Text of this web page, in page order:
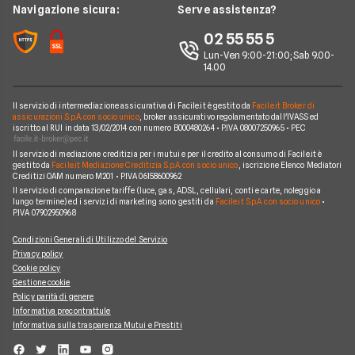
Contatti
Fineco
Argomenti in evidenza Conti
Prodotti Conti
Navigazione sicura: Serve assistenza?
02 55 55 5
Lun-Ven 9:00-21:00; Sab 9.00-
14.00
Il servizio di intermediazione assicurativa di Facile.it è gestito da Facile.it Broker di
assicurazioni S.p.A. con socio unico, broker assicurativo regolamentato dall'IVASS ed
iscritto al RUI in data 13/02/2014 con numero B000480264 • P.IVA 08007250965 • PEC
Il servizio di mediazione creditizia per i mutui e per il credito al consumo di Facile.it è
gestito da Facile.it Mediazione Creditizia S.p.A. con socio unico, iscrizione Elenco Mediatori
Creditizi OAM numero M201 • P.IVA 06158600962
Il servizio di comparazione tariffe (luce, gas, ADSL, cellulari, conti e carte, noleggio a
lungo termine) ed i servizi di marketing sono gestiti da Facile.it S.p.A. con socio unico•
P.IVA 07902950968
Condizioni Generali di Utilizzo del Servizio
Privacy policy
Cookie policy
Gestione cookie
Policy parità di genere
Informativa precontrattule
Informativa sulla trasparenza Mutui e Prestiti